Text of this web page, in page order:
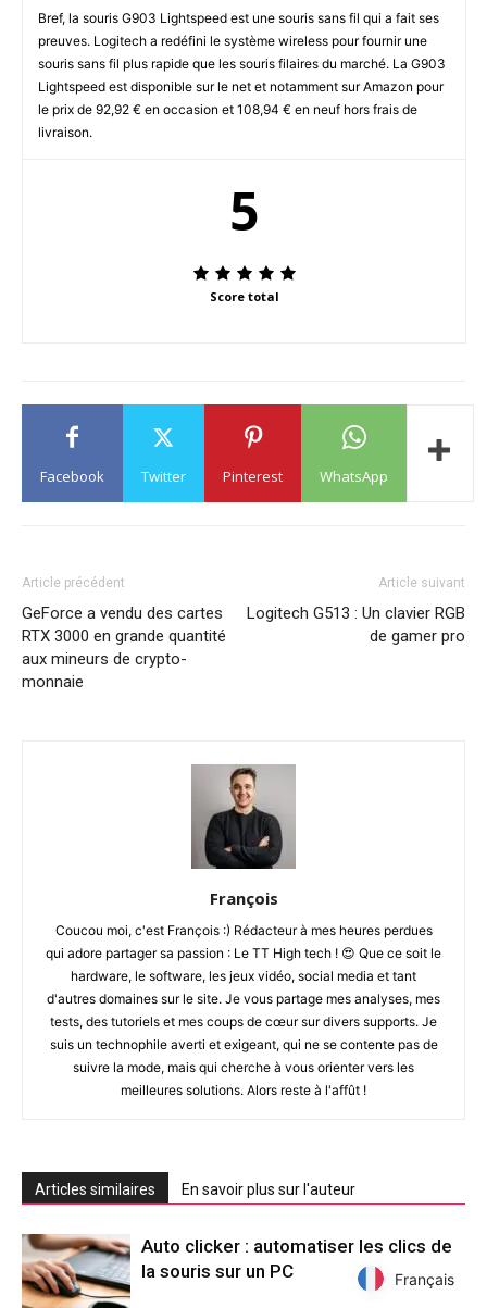
Bref, la souris G903 Lightspeed est une souris sans fil qui a fait ses
preuves. Logitech a redéfini le système wireless pour fournir une
souris sans fil plus rapide que les souris filaires du marché. La G903
Lightspeed est disponible sur le net et notamment sur Amazon pour
le prix de 92,92 € en occasion et 108,94 € en neuf hors frais de
livraison.
5
Score total
Facebook Twitter Pinterest WhatsApp
Article précédent
GeForce a vendu des cartes
RTX 3000 en grande quantité
aux mineurs de crypto-
monnaie
Article suivant
Logitech G513 : Un clavier RGB
de gamer pro
François
Coucou moi, c'est François :) Rédacteur à mes heures perdues
qui adore partager sa passion : Le TT High tech ! 😍 Que ce soit le
hardware, le software, les jeux vidéo, social media et tant
d'autres domaines sur le site. Je vous partage mes analyses, mes
tests, des tutoriels et mes coups de cœur sur divers supports. Je
suis un technophile averti et exigeant, qui ne se contente pas de
suivre la mode, mais qui cherche à vous orienter vers les
meilleures solutions. Alors reste à l'affût !
Articles similaires En savoir plus sur l'auteur
Auto clicker : automatiser les clics de
la souris sur un PC
Français
Français